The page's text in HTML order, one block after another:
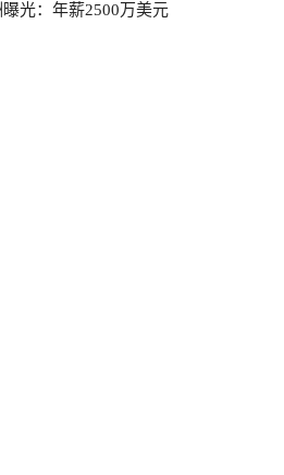
光：年薪2500万美元